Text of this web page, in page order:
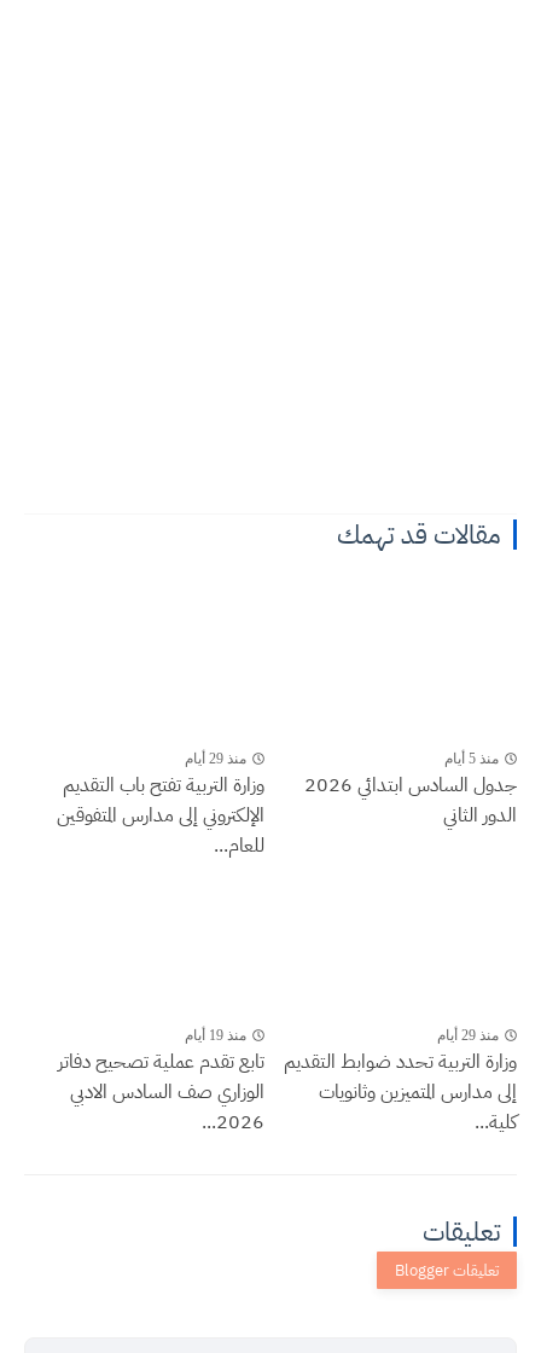
مقالات قد تهمك
منذ 5 أيام
جدول السادس ابتدائي 2026
الدور الثاني
منذ 29 أيام
وزارة التربية تفتح باب التقديم
الإلكتروني إلى مدارس المتفوقين
للعام...
منذ 29 أيام
وزارة التربية تحدد ضوابط التقديم
إلى مدارس المتميزين وثانويات
كلية...
منذ 19 أيام
تابع تقدم عملية تصحيح دفاتر
الوزاري صف السادس الادبي
2026...
تعليقات